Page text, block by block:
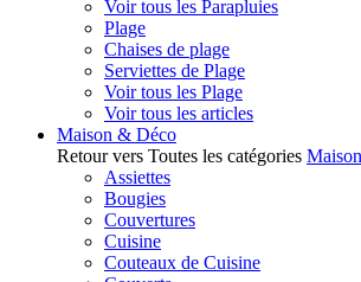
Voir tous les Parapluies
Plage
Chaises de plage
Serviettes de Plage
Voir tous les Plage
Voir tous les articles
Maison & Déco
Retour vers Toutes les catégories
Assiettes
Bougies
Couvertures
Cuisine
Couteaux de Cuisine